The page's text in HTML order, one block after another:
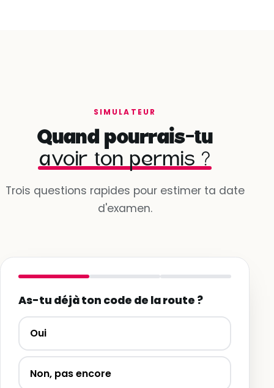
SIMULATEUR
Quand pourrais-tu
avoir ton permis ?
Trois questions rapides pour estimer ta date
d'examen.
As-tu déjà ton code de la route ?
Oui
Non, pas encore